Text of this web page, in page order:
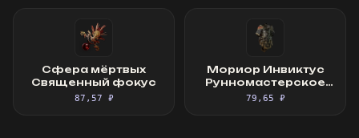
Сфера мёртвых
Священный фокус
87,57 ₽
Мориор Инвиктус
Рунномастерское
Великолепное
79,65 ₽